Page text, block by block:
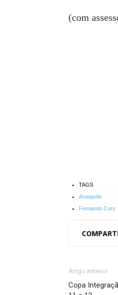
(com
TAGS
Areiopolis
Fernando Cury
Artigo anterior
Copa